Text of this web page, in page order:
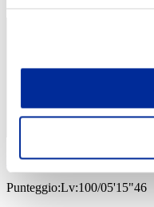
Hybrid Excess
Punteggio:Lv:100/05'15"46